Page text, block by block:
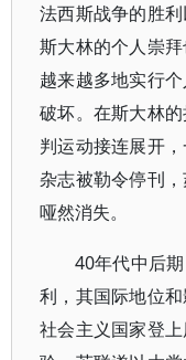
法西斯战争的胜
斯大林的个人崇
越来越多地实行
破坏。在斯大林
判运动接连展开
杂志被勒令停刊
哑然消失。
40年代中后
利，其国际地位
社会主义国家登